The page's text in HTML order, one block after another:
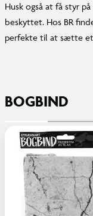
Husk også at få styr
beskyttet. Hos BR
perfekte til at sætte
BOGBIND